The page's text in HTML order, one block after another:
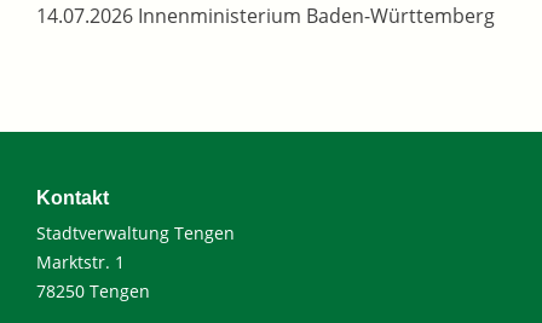
14.07.2026 Innenministerium Baden-Württemberg
Kontakt
Stadtverwaltung Tengen
Marktstr. 1
78250 Tengen